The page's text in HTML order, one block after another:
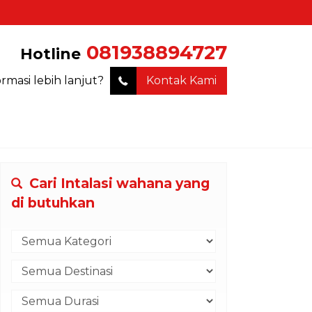
Hotline 081938894727
lebih lanjut? Kontak Kami
Cari Intalasi wahana yang
di butuhkan